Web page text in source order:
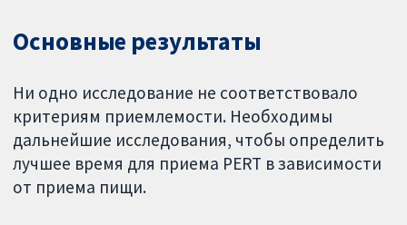
Основные результаты
Ни одно исследование не соответствовало
критериям приемлемости. Необходимы
дальнейшие исследования, чтобы определить
лучшее время для приема PERT в зависимости
от приема пищи.